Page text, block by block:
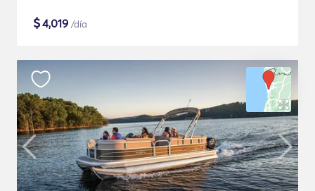
$4,019 /día